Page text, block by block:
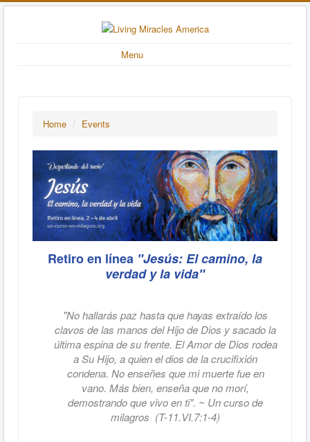
Menu
Home / Events
Retiro en línea "Jesús: El camino, la
verdad y la vida"
"No hallarás paz hasta que hayas extraído los
clavos de las manos del Hijo de Dios y sacado la
última espina de su frente. El Amor de Dios rodea
a Su Hijo, a quien el dios de la crucifixión
condena. No enseñes que mi muerte fue en
vano. Más bien, enseña que no morí,
demostrando que vivo en ti". ~ Un curso de
milagros (T-11.VI.7:1-4)